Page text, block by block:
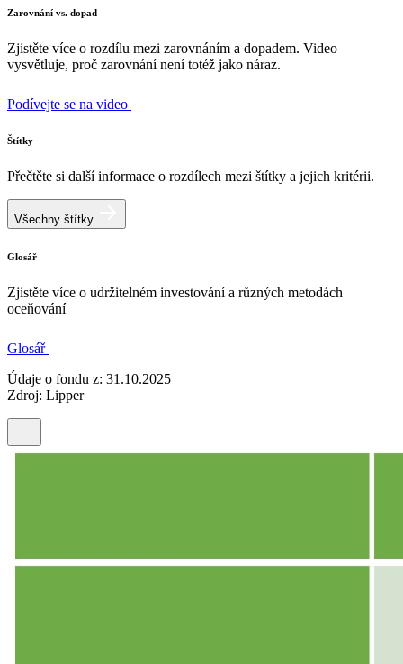
Zarovnání vs. dopad
Zjistěte více o rozdílu mezi zarovnáním a dopadem. Video
vysvětluje, proč zarovnání není totéž jako náraz.
Podívejte se na video
Štítky
Přečtěte si další informace o rozdílech mezi štítky a jejich kritérii.
Všechny štítky
Glosář
Zjistěte více o udržitelném investování a různých metodách
oceňování
Glosář
Údaje o fondu z: 31.10.2025
Zdroj: Lipper